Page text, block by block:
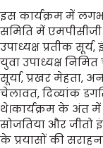
इस कार्यक्रम में
समिति में
उपाध्यक्ष प्रतीक
युवा उपाध्यक्ष
सूर्या, प्रखर
चेलावत, दिव्यांक
थे।कार्यक्रम के अंत
सोजतिया और जीतो
के प्रयासों की